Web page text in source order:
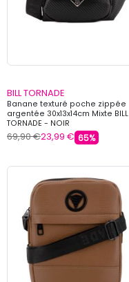
BILL TORNADE
Banane texturé poche zippée
argentée 30x13x14cm Mixte BILL
TORNADE - NOIR
69,90 €23,99 € 65%